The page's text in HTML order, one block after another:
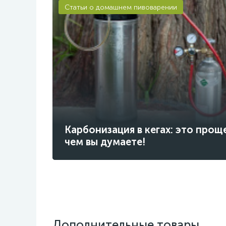
Карбонизация в кегах: это
чем вы думаете!
Статьи о домашнем пивоварении